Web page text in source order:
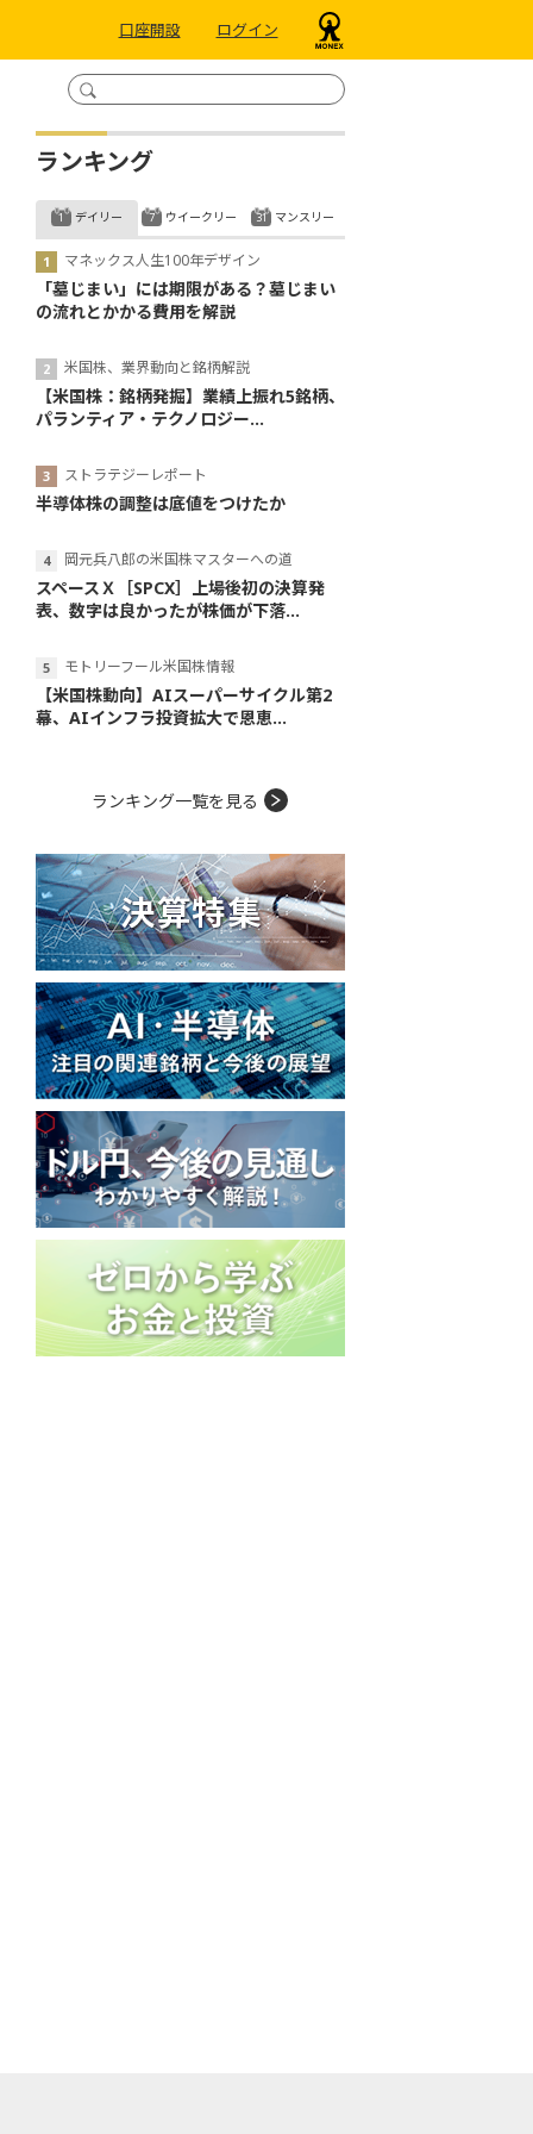
口座開設 ログイン
ランキング
デイリー
マネックス人生100年デザイン
「墓じまい」には期限がある？墓じまい
の流れとかかる費用を解説
米国株、業界動向と銘柄解説
【米国株：銘柄発掘】業績上振れ5銘柄、
パランティア・テクノロジー...
ストラテジーレポート
半導体株の調整は底値をつけたか
岡元兵八郎の米国株マスターへの道
スペースＸ［SPCX］上場後初の決算発
表、数字は良かったが株価が下落...
モトリーフール米国株情報
【米国株動向】AIスーパーサイクル第2
幕、AIインフラ投資拡大で恩恵...
ウイークリー マンスリー
ランキング一覧を見る